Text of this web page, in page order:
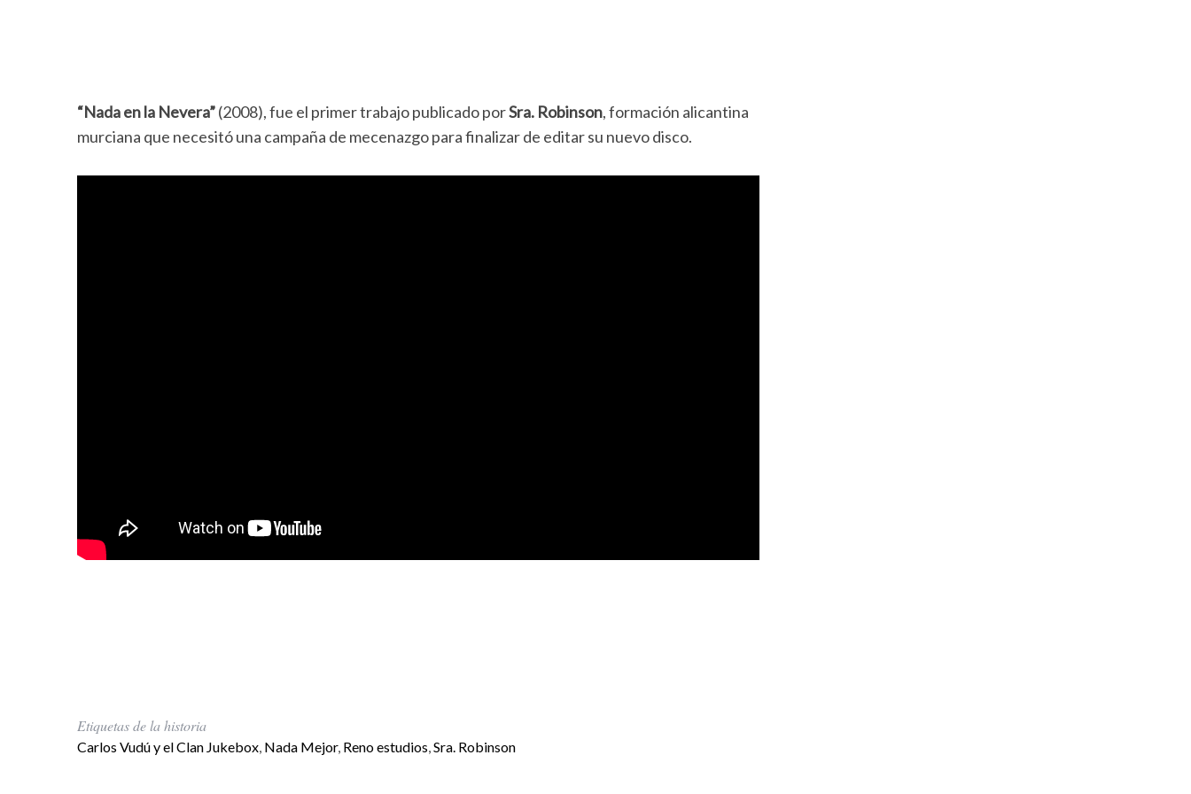
“Nada en la Nevera”(2008), fue el primer trabajo publicado porSra. Robinson, formación alicantina
murciana que necesitó una campaña de mecenazgo para finalizar de editar su nuevo disco.
Etiquetas de la historia
Carlos Vudú y el Clan Jukebox, Nada Mejor, Reno estudios,Sra. Robinson